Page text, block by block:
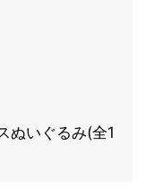
ぬいぐるみ(全1